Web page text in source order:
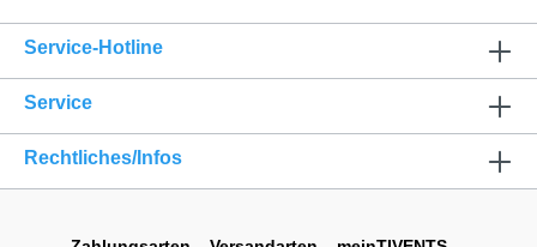
Service-Hotline
Service
Rechtliches/Infos